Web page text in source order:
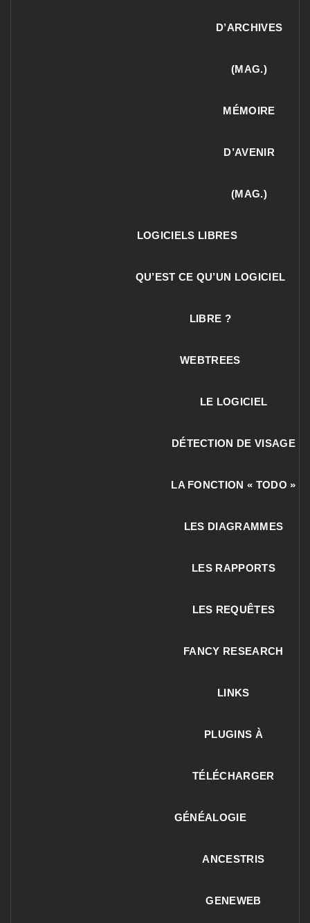
D’ARCHIVES
(MAG.)
MÉMOIRE
D’AVENIR
(MAG.)
LOGICIELS LIBRES
QU’EST CE QU’UN LOGICIEL
LIBRE ?
WEBTREES
LE LOGICIEL
DÉTECTION DE VISAGE
LA FONCTION « TODO »
LES DIAGRAMMES
LES RAPPORTS
LES REQUÊTES
FANCY RESEARCH
LINKS
PLUGINS À
TÉLÉCHARGER
GÉNÉALOGIE
ANCESTRIS
GENEWEB